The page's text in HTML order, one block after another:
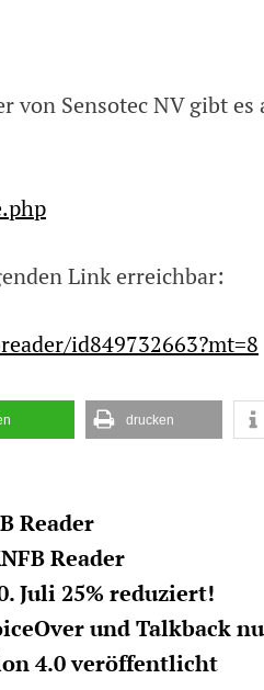
von Sensotec NV gibt
Link erreichbar:
id849732663?mt=8
drucken
Reader
Reader
Juli 25% reduziert!
und Talkback
4.0 veröffentlicht